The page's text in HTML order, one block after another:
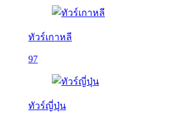
ทัวร์เกาหลี
97
ทัวร์ญี่ปุ่น